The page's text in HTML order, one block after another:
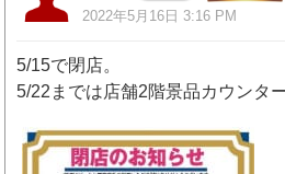
2022年5月16日 3:16 PM
5/15で閉店。
5/22までは店舗2階景品カウンタ